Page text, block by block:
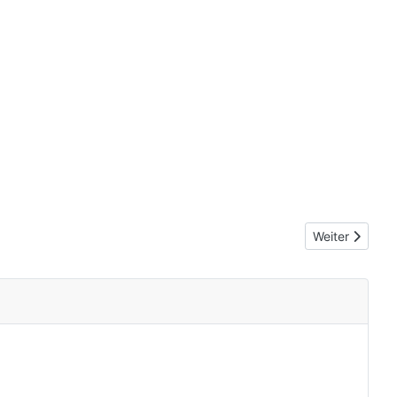
Nächster
Weiter